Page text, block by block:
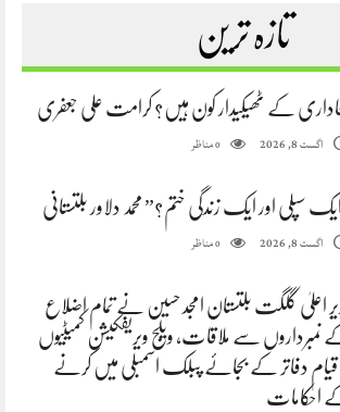
تازہ ترین
کے ٹھیکیدار کون ہیں؟ کرامت علی جعفری
اگست 8, 2026 0مناظر
سپلی اور ایک زندگی ختم؟” محمد دلاور بلتستانی
اگست 8, 2026 0مناظر
اعلیٰ گلگت بلتستان امجد حسین نے تمام اضلاع
نمبرداروں سے ملاقات، ویلج ویریفکیشن کمیٹیوں
قیام دفاتر کے بجائے پبلک اسمبلی میں کرنے
احکامات